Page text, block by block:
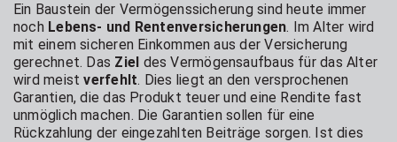
Ein Baustein der Vermögenssicherung sind heute immer
noch Lebens- und Rentenversicherungen. Im Alter wird
mit einem sicheren Einkommen aus der Versicherung
gerechnet. Das Ziel des Vermögensaufbaus für das Alter
wird meistverfehlt. Dies liegt an den versprochenen
Garantien, die das Produkt teuer und eine Rendite fast
unmöglich machen. Die Garantien sollen für eine
Rückzahlung der eingezahlten Beiträge sorgen. Ist dies